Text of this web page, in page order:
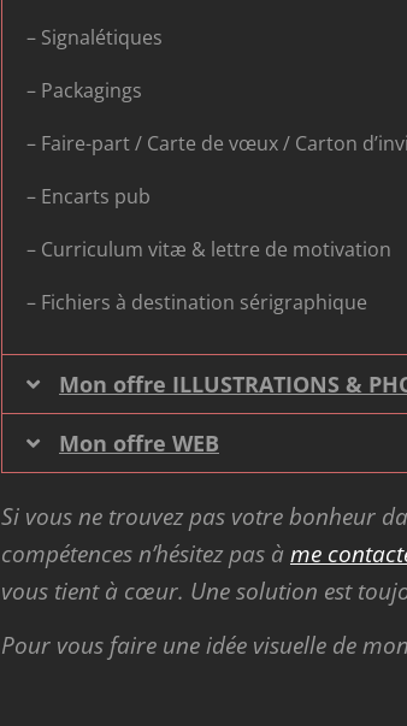
– Signalétiques
– Packagings
– Faire-part / Carte de vœux / Carton
– Encarts pub
– Curriculum vitæ & lettre de motivation
– Fichiers à destination sérigraphique
Mon offre ILLUSTRATIONS &
Mon offre WEB
Si vous ne trouvez pas votre bonheur
compétences n’hésitez pas à me
vous tient à cœur. Une solution est
Pour vous faire une idée visuelle de